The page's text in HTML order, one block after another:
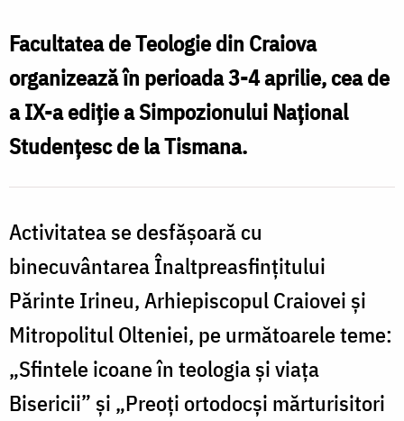
județul
Gorj
/
Foto:
Alexandru
Facultatea de Teologie din Craiova
organizează în perioada 3-4 aprilie, cea de
a IX-a ediție a Simpozionului Național
Studențesc de la Tismana.
Activitatea se desfășoară cu
binecuvântarea Înaltpreasfințitului
Părinte Irineu, Arhiepiscopul Craiovei și
Mitropolitul Olteniei, pe următoarele teme:
„Sfintele icoane în teologia și viața
Bisericii” și „Preoți ortodocși mărturisitori